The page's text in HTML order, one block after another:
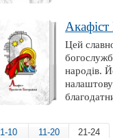
Акафіст
Цей
народів.
1-10 11-20 21-24